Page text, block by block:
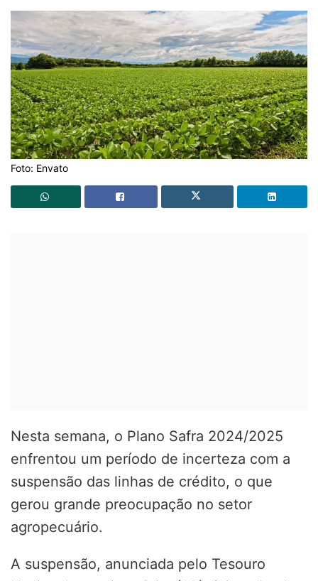
Foto: Envato
Nesta semana, o Plano Safra 2024/2025
enfrentou um período de incerteza com a
suspensão das linhas de crédito, o que
gerou grande preocupação no setor
agropecuário.
A suspensão, anunciada pelo Tesouro